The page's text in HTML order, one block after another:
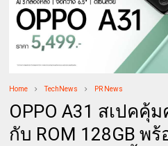
Home TechNews PR News
OPPO A31 สเปคคุ้
กับ ROM 128GB พ